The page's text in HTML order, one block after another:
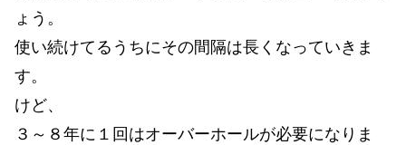
ょう。
使い続けてるうちにその間隔は長くなっていきま
す。
けど、
３～８年に１回はオーバーホールが必要になりま